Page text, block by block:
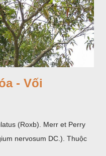
- Vối
(Roxb). Merr et Perry
nervosum DC.). Thuộc